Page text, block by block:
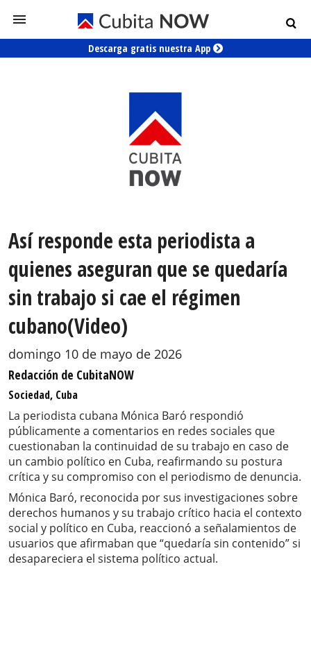
Descarga gratis nuestra App
Así responde esta periodista a
quienes aseguran que se quedaría
sin trabajo si cae el régimen
cubano(Video)
domingo 10 de mayo de 2026
Redacción de CubitaNOW
Sociedad, Cuba
La periodista cubana Mónica Baró respondió
públicamente a comentarios en redes sociales que
cuestionaban la continuidad de su trabajo en caso de
un cambio político en Cuba, reafirmando su postura
crítica y su compromiso con el periodismo de denuncia.
Mónica Baró, reconocida por sus investigaciones sobre
derechos humanos y su trabajo crítico hacia el contexto
social y político en Cuba, reaccionó a señalamientos de
usuarios que afirmaban que “quedaría sin contenido” si
desapareciera el sistema político actual.